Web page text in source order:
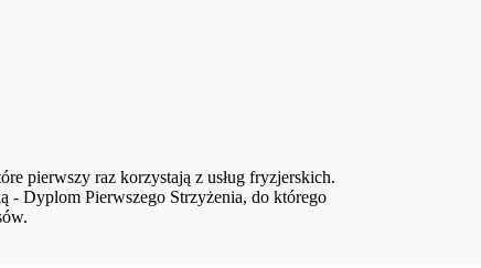
pierwszy raz korzystają z usług fryzjerskich.
- Dyplom Pierwszego Strzyżenia, do którego